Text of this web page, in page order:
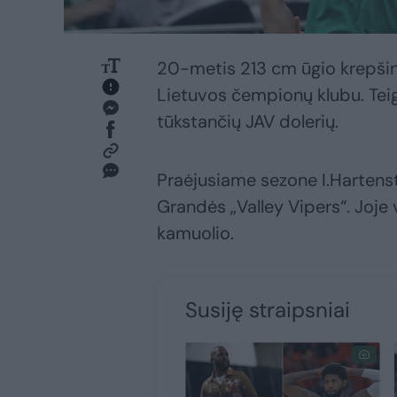
20-metis 213 cm ūgio
Lietuvos čempionų klubu.
tūkstančių JAV dolerių.
Praėjusiame sezone
Grandės „Valley Vipers“.
kamuolio.
Susiję straipsniai